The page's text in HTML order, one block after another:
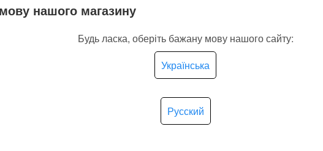
нашого магазину
Будь ласка, оберіть бажану мову нашого сайту:
Українська
Русский